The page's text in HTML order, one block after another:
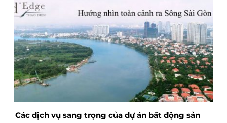
Các dịch vụ sang trọng của dự án bất động sản